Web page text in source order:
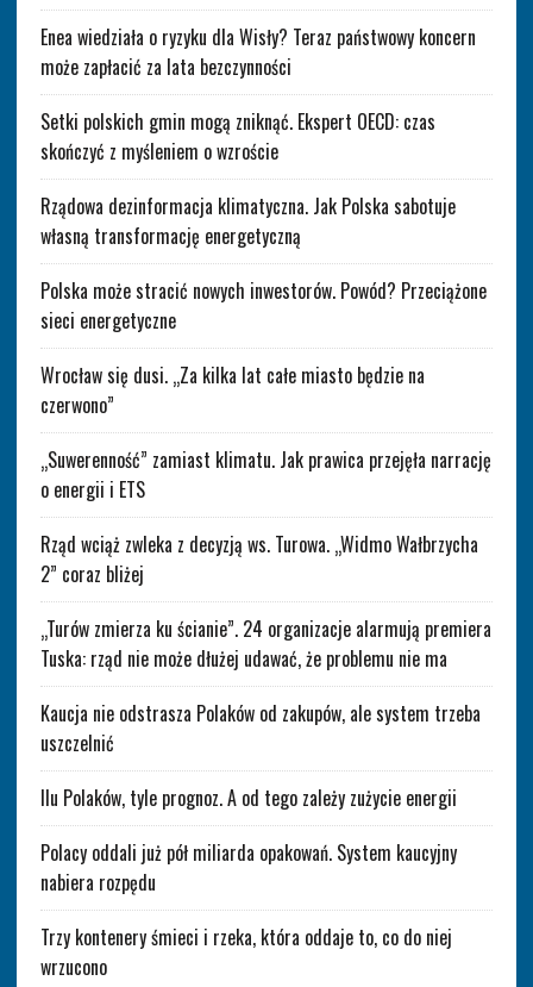
Enea wiedziała o ryzyku dla Wisły? Teraz państwowy koncern
może zapłacić za lata bezczynności
Setki polskich gmin mogą zniknąć. Ekspert OECD: czas
skończyć z myśleniem o wzroście
Rządowa dezinformacja klimatyczna. Jak Polska sabotuje
własną transformację energetyczną
Polska może stracić nowych inwestorów. Powód? Przeciążone
sieci energetyczne
Wrocław się dusi. „Za kilka lat całe miasto będzie na
czerwono”
„Suwerenność” zamiast klimatu. Jak prawica przejęła narrację
o energii i ETS
Rząd wciąż zwleka z decyzją ws. Turowa. „Widmo Wałbrzycha
2” coraz bliżej
„Turów zmierza ku ścianie”. 24 organizacje alarmują premiera
Tuska: rząd nie może dłużej udawać, że problemu nie ma
Kaucja nie odstrasza Polaków od zakupów, ale system trzeba
uszczelnić
Ilu Polaków, tyle prognoz. A od tego zależy zużycie energii
Polacy oddali już pół miliarda opakowań. System kaucyjny
nabiera rozpędu
Trzy kontenery śmieci i rzeka, która oddaje to, co do niej
wrzucono